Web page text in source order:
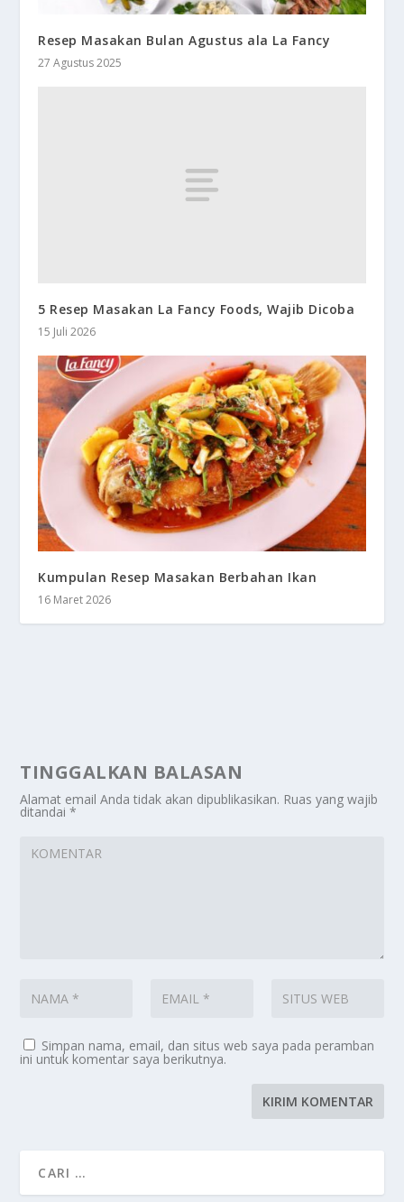
Resep Masakan Bulan Agustus ala La Fancy
27 Agustus 2025
5 Resep Masakan La Fancy Foods, Wajib Dicoba
15 Juli 2026
Kumpulan Resep Masakan Berbahan Ikan
16 Maret 2026
TINGGALKAN BALASAN
Alamat email Anda tidak akan dipublikasikan. Ruas yang wajib
ditandai*
Simpan nama, email, dan situs web saya pada peramban
ini untuk komentar saya berikutnya.